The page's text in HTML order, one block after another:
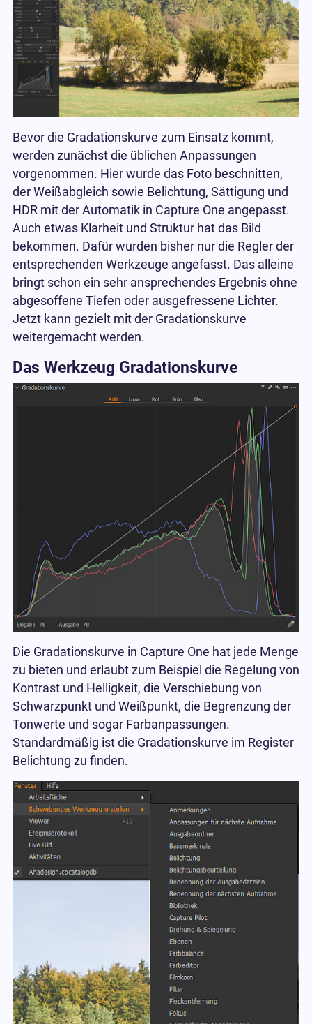
Bevor die Gradationskurve zum Einsatz kommt,
werden zunächst die üblichen Anpassungen
vorgenommen. Hier wurde das Foto beschnitten,
der Weißabgleich sowie Belichtung, Sättigung und
HDR mit der Automatik in Capture One angepasst.
Auch etwas Klarheit und Struktur hat das Bild
bekommen. Dafür wurden bisher nur die Regler der
entsprechenden Werkzeuge angefasst. Das alleine
bringt schon ein sehr ansprechendes Ergebnis ohne
abgesoffene Tiefen oder ausgefressene Lichter.
Jetzt kann gezielt mit der Gradationskurve
weitergemacht werden.
Das Werkzeug Gradationskurve
Die Gradationskurve in Capture One hat jede Menge
zu bieten und erlaubt zum Beispiel die Regelung von
Kontrast und Helligkeit, die Verschiebung von
Schwarzpunkt und Weißpunkt, die Begrenzung der
Tonwerte und sogar Farbanpassungen.
Standardmäßig ist die Gradationskurve im Register
Belichtung zu finden.